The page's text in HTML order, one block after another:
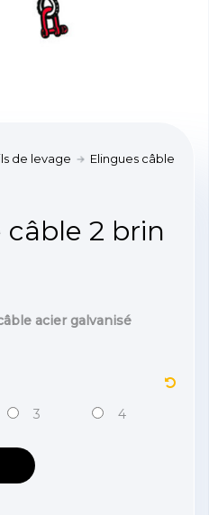
de levage
Elingues câble
câble 2 brin
acier galvanisé
3 4